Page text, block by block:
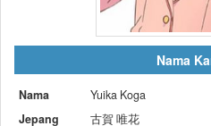
Nama
Nama
Yuika Koga
Jepang
古賀 唯花